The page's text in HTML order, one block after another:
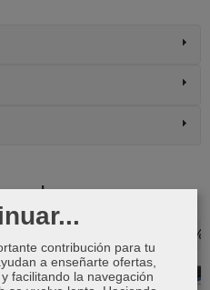
-17 %
contribución para tu
a enseñarte ofertas,
facilitando la navegación